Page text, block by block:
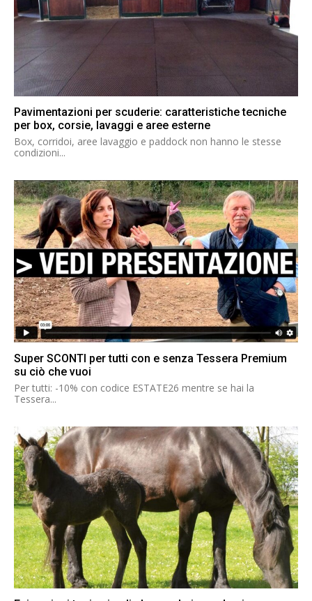
Pavimentazioni per scuderie: caratteristiche tecniche
per box, corsie, lavaggi e aree esterne
Box, corridoi, aree lavaggio e paddock non hanno le stesse
condizioni...
Super SCONTI per tutti con e senza Tessera Premium
su ciò che vuoi
Per tutti: -10% con codice ESTATE26 mentre se hai la
Tessera...